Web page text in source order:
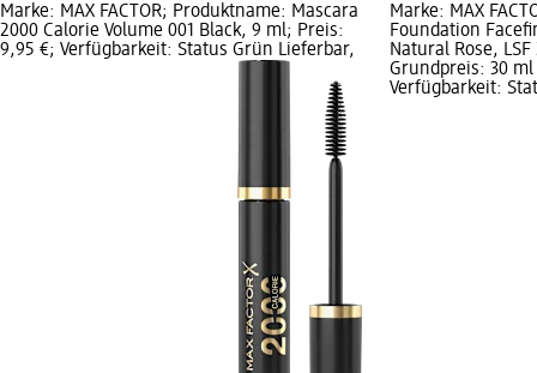
Marke: MAX FACTOR; Produktname: Mascara
2000 Calorie Volume 001 Black, 9 ml; Preis:
9,95 €; Verfügbarkeit: Status Grün Lieferbar,
Marke: MAX
Foundation
Natural Rose,
Grundpreis: 30 ml
Verfügbarkeit: